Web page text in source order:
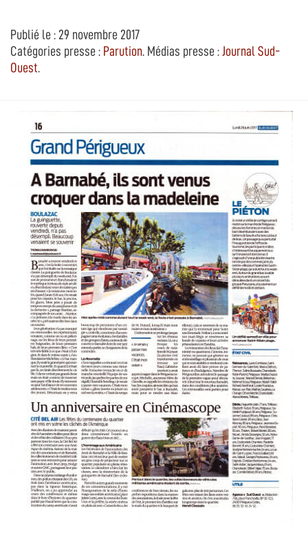
Publié le : 29 novembre 2017
Catégories presse : Parution . Médias presse : Journal Sud-
Ouest